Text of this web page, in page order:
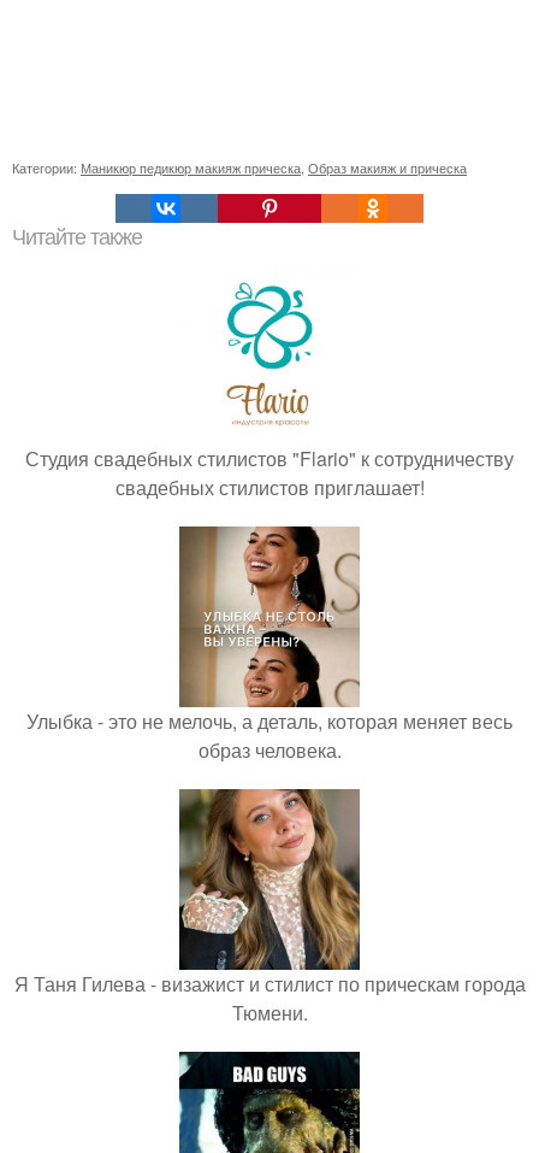
Категории: Маникюр педикюр макияж прическа, Образ макияж и прическа
Читайте также
Студия свадебных стилистов "Flario" к сотрудничеству
свадебных стилистов приглашает!
Улыбка - это не мелочь, а деталь, которая меняет весь
образ человека.
Я Таня Гилева - визажист и стилист по прическам города
Тюмени.